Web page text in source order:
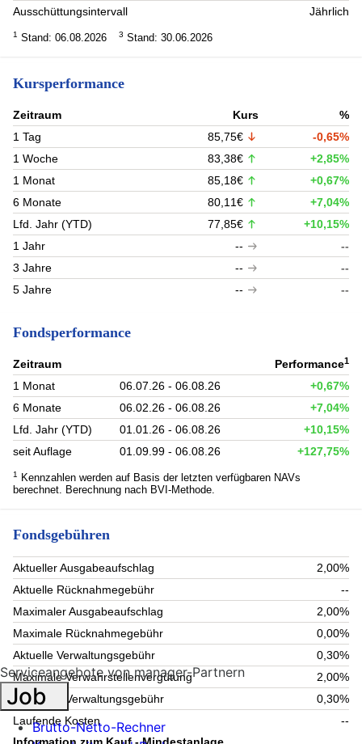
Ausschüttungsintervall Jährlich
1 Stand: 06.08.2026 3 Stand: 30.06.2026
Kursperformance
Zeitraum Kurs
%
1 Tag
85,75€
-0,65%
1 Woche
83,38€
+2,85%
1 Monat
85,18€
+0,67%
6 Monate
80,11€
+7,04%
Lfd. Jahr (YTD)
77,85€
+10,15%
1 Jahr
--
--
3 Jahre
--
--
5 Jahre
-- --
Fondsperformance
Zeitraum Performance1
1 Monat 06.07.26 - 06.08.26
+0,67%
6 Monate
06.02.26 - 06.08.26
+7,04%
Lfd. Jahr (YTD)
01.01.26 - 06.08.26
+10,15%
seit Auflage
01.09.99 - 06.08.26 +127,75%
1
Kennzahlen werden auf Basis der letzten verfügbaren NAVs
berechnet. Berechnung nach BVI-Methode.
Fondsgebühren
Aktueller Ausgabeaufschlag
2,00%
Aktuelle Rücknahmegebühr
--
Maximaler Ausgabeaufschlag
2,00%
Maximale Rücknahmegebühr
0,00%
Aktuelle Verwaltungsgebühr
0,30%
Maximale Verwahrstellenvergütung
2,00%
Maximale Verwaltungsgebühr
0,30%
Laufende Kosten
--
Serviceangebote von manager-Partnern
Job
Brutto-Netto-Rechner